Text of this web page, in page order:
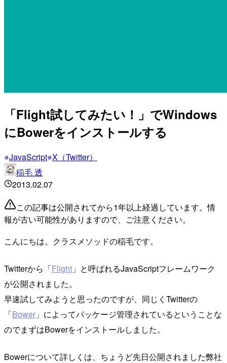
「Flight試してみたい！」でWindows
にBowerをインストールする
JavaScript X（Twitter）
稲毛 透
2013.02.07
この記事は公開されてから1年以上経過しています。情
報が古い可能性がありますので、ご注意ください。
こんにちは。クラスメソッドの稲毛です。
Twitterから「Flight 」と呼ばれるJavaScriptフレームワーク
が公開されました。
早速試してみようと思ったのですが、同じくTwitterの
「Bower 」によってパッケージ管理されているということな
のでまずはBowerをインストールしました。
Bowerについて詳しくは、ちょうど先日公開されました弊社